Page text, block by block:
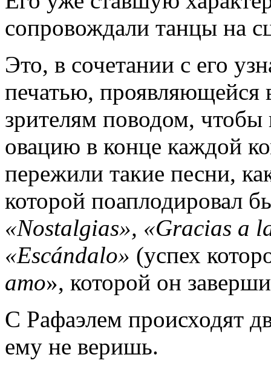
сопровождали танцы на
Это, в сочетании с его
печатью, проявляющейся
зрителям поводом, чтобы
овацию в конце каждой
пережили такие песни,
которой поаплодировал
«Nostalgias», «Gracias a
«Escándalo» (успех
amo», которой он
С Рафаэлем происходят
ему не веришь.